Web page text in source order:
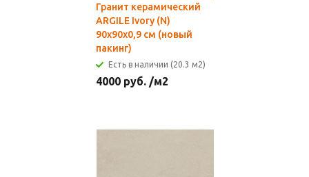
Гранит керамический
ARGILE Ivory (N)
90x90х0,9 см (новый
пакинг)
Есть в наличии (20.3 м2)
4000 руб. /м2